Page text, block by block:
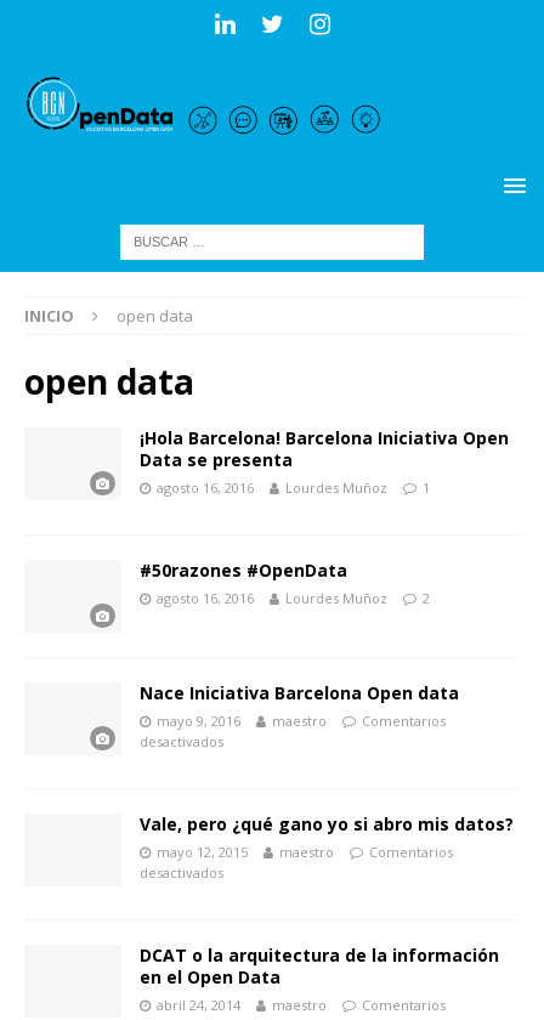
INICIO open data
open data
¡Hola Barcelona! Barcelona Iniciativa Open
Data se presenta
agosto 16, 2016 Lourdes Muñoz 1
#50razones #OpenData
agosto 16, 2016 Lourdes Muñoz 2
Nace Iniciativa Barcelona Open data
mayo 9, 2016 maestro
Comentarios
desactivados
Vale, pero ¿qué gano yo si abro mis datos?
mayo 12, 2015 maestro
Comentarios
desactivados
DCAT o la arquitectura de la información
en el Open Data
abril 24, 2014 maestro
Comentarios